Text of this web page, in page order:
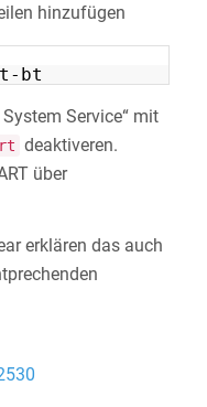
hinzufügen
bt
Service“ mit
deaktiveren.
über
erklären das auch